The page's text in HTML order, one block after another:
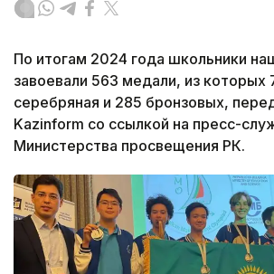
По итогам 2024 года школьники
завоевали 563 медали, из которых
серебряная и 285 бронзовых,
Kazinform со ссылкой на пресс-
Министерства просвещения РК.